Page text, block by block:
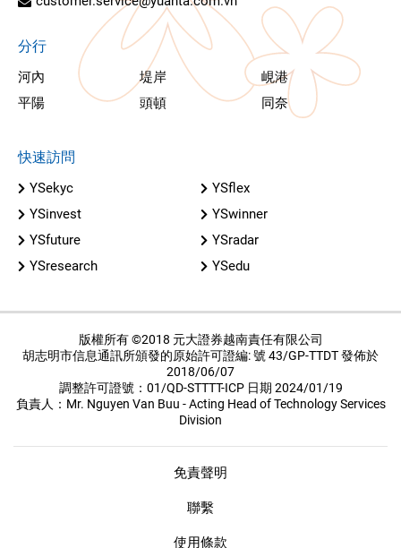
分行
河內 堤岸
峴港
平陽
頭頓 同奈
快速訪問
YSekyc
YSflex
YSinvest
YSwinner
YSfuture
YSradar
YSresearch
YSedu
版權所有 ©2018 元大證券越南責任有限公司
胡志明市信息通訊所頒發的原始許可證編: 號 43/GP-TTDT 發佈於
2018/06/07
調整許可證號：01/QD-STTTT-ICP 日期 2024/01/19
負責人：Mr. Nguyen Van Buu - Acting Head of Technology Services
Division
免責聲明
聯繫
使用條款